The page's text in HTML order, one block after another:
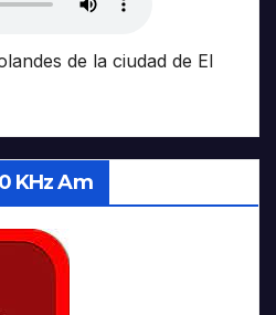
de la ciudad de El
KHz Am